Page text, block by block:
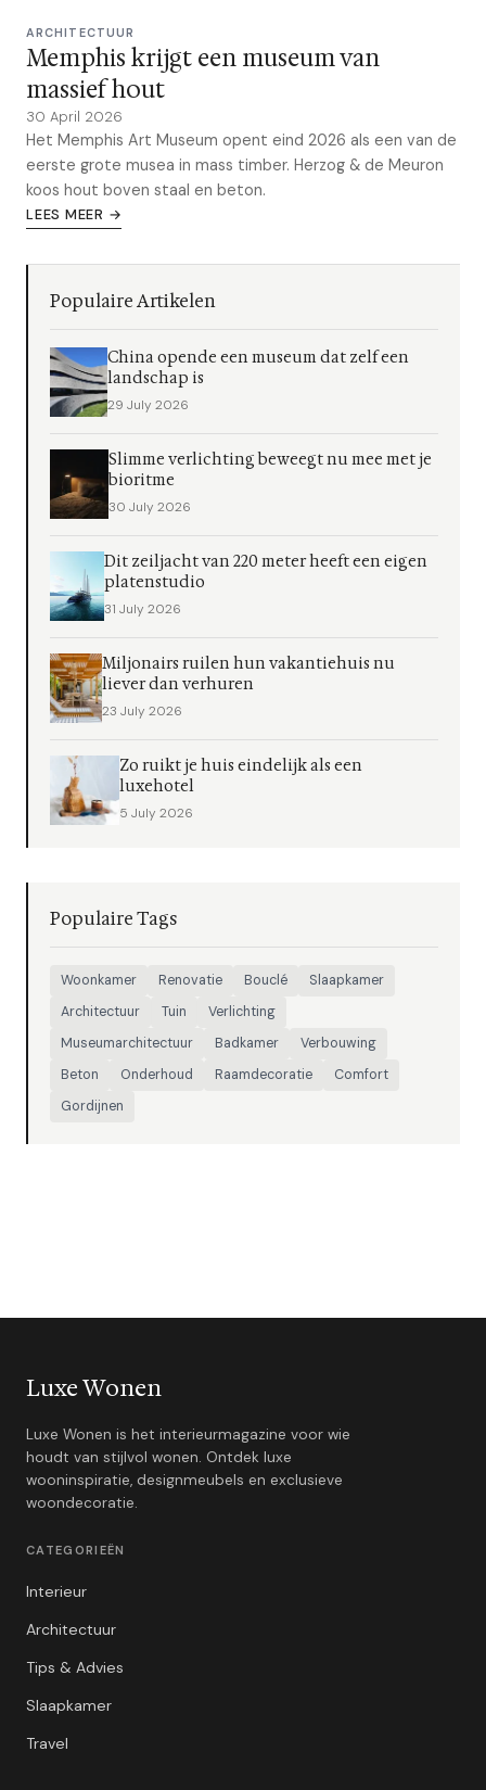
ARCHITECTUUR
Memphis krijgt een museum van
massief hout
30 April 2026
Het Memphis Art Museum opent eind 2026 als een van de
eerste grote musea in mass timber. Herzog & de Meuron
koos hout boven staal en beton.
LEES MEER →
Populaire Artikelen
China opende een museum dat zelf een
landschap is
29 July 2026
Slimme verlichting beweegt nu mee met je
bioritme
30 July 2026
Dit zeiljacht van 220 meter heeft een eigen
platenstudio
31 July 2026
Miljonairs ruilen hun vakantiehuis nu
liever dan verhuren
23 July 2026
Zo ruikt je huis eindelijk als een
luxehotel
5 July 2026
Populaire Tags
Woonkamer Renovatie Bouclé
Slaapkamer
Architectuur
Tuin
Verlichting
Museumarchitectuur
Badkamer
Verbouwing
Beton
Onderhoud Raamdecoratie
Comfort
Gordijnen
Luxe Wonen
Luxe Wonen is het interieurmagazine voor wie
houdt van stijlvol wonen. Ontdek luxe
wooninspiratie, designmeubels en exclusieve
woondecoratie.
CATEGORIEËN
Interieur
Architectuur
Tips & Advies
Slaapkamer
Travel